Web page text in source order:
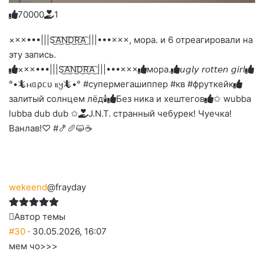
Голосуйте
вверх.
7
Нажмите
реакцию:
улыбаюсь
0
Нажмите
реакцию:
смеюсь
до
слез
0
Нажмите
реакцию:
печаль
0
Нажмите
реакцию:
плачу
0
Нажмите
благодарю
1
×××•••|||S͜͡A͜͡N͜͡D͜͡R͜͡A͜͡ |||•••×××, мора. и 6 отреагировали на
эту запись.
×××•••|||S͜͡A͜͡N͜͡D͜͡R͜͡A͜͡ |||•••×××
мора.
𝘶𝘨𝘭𝘺 𝘳𝘰𝘵𝘵𝘦𝘯 𝘨𝘪𝘳𝘭
°•🦎ⲙᥲρᥴυ ⲃ𐔤🦎•° #супермегашиппер #кв #фруткейк
залитый солнцем лёд🕯
Без ника и хештегов
✩ wubba
lubba dub dub ✩
J.N.T. странный чебурек! Чуечка!
Ванлав!♡ #🍤🥖😺☕
wekeend@frayday
Автор темы
#30 · 30.05.2026, 16:07
мем чо>>>